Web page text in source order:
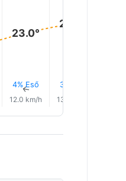
23.0°
4% Eső
↑
12.0 km/h
24.0°
3% Eső
13.0 km/h